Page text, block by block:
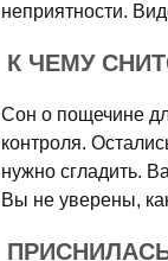
неприятности.
К ЧЕМУ
Сон о пощечине
контроля.
нужно сгладить.
Вы не уверены,